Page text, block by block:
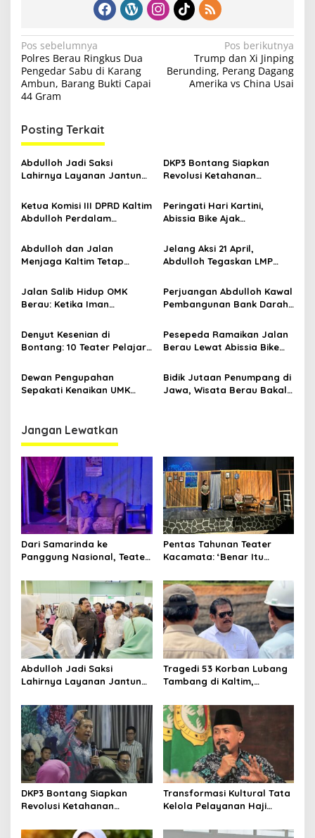
N
a
v
i
g
a
s
i
p
o
s
Pos sebelumnya
Polres Berau Ringkus Dua
Pengedar Sabu di Karang
Ambun, Barang Bukti Capai
44 Gram
Pos berikutnya
Trump dan Xi Jinping
Berunding, Perang Dagang
Amerika vs China Usai
Posting Terkait
Abdulloh Jadi Saksi
Lahirnya Layanan Jantung
Jawaban Kebutuhan
Rakyat
DKP3 Bontang Siapkan
Revolusi Ketahanan
Smartani Jadi Senjata
Ketua Komisi III DPRD Kaltim
Abdulloh Perdalam
Bangku Doktoral
Peringati Hari Kartini,
Abissia Bike Ajak
Sambil Berkebaya
Abdulloh dan Jalan
Menjaga Kaltim Tetap
Gelombang Aksi 21 April
Jelang Aksi 21 April,
Abdulloh Tegaskan LMP
Kondusifitas Bersama TNI-
Polri
Jalan Salib Hidup OMK
Berau: Ketika Iman
Panggung
Perjuangan Abdulloh Kawal
Pembangunan Bank Darah
Kesehatan Warga Utama
Denyut Kesenian di
Bontang: 10 Teater Pelajar
Proses Bernama AKSARA
Pesepeda Ramaikan Jalan
Berau Lewat Abissia Bike
Dewan Pengupahan
Sepakati Kenaikan UMK
Bidik Jutaan Penumpang di
Jawa, Wisata Berau Bakal
Jangan Lewatkan
Dari Samarinda ke
Panggung Nasional, Teater
Kalimantan ke FTRN ISI
Yogyakarta
Pentas Tahunan Teater
Kacamata: ‘Benar Itu
Korupsi dan Kemiskinan
Abdulloh Jadi Saksi
Lahirnya Layanan Jantung
Jawaban Kebutuhan
Rakyat
Tragedi 53 Korban Lubang
Tambang di Kaltim,
Total Tata Kelola
DKP3 Bontang Siapkan
Revolusi Ketahanan
Smartani Jadi Senjata
Transformasi Kultural Tata
Kelola Pelayanan Haji